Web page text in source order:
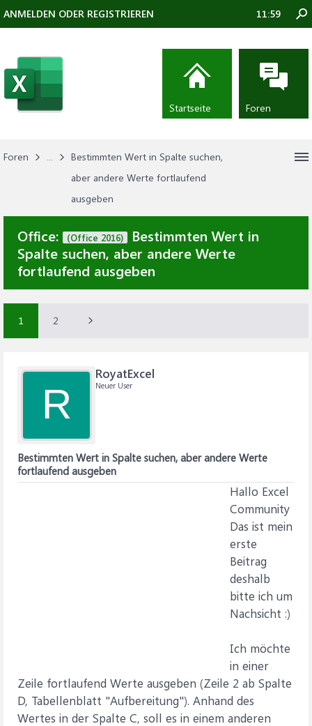
Foren ...
Bestimmten Wert in Spalte suchen,
aber andere Werte fortlaufend
ausgeben
Office: (Office 2016)
Bestimmten Wert in
Spalte suchen, aber andere Werte
fortlaufend ausgeben
1 2
R
RoyatExcel
Neuer User
Bestimmten Wert in Spalte suchen, aber andere Werte
fortlaufend ausgeben
Hallo Excel
Community
Das ist mein
erste
Beitrag
deshalb
bitte ich um
Nachsicht :)
Ich möchte
in einer
Zeile fortlaufend Werte ausgeben (Zeile 2 ab Spalte
D, Tabellenblatt "Aufbereitung"). Anhand des
Wertes in der Spalte C, soll es in einem anderen
ANMELDEN ODER REGISTRIEREN 11:59
Startseite Foren